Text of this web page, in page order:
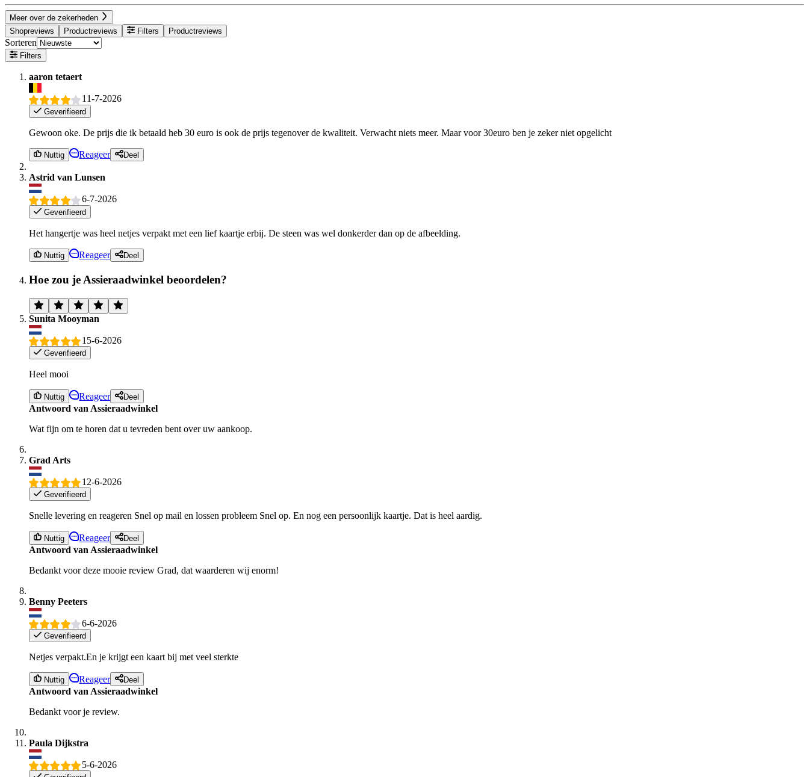
Meer over de zekerheden
Shopreviews
Productreviews Filters Productreviews
Sorteren
Filters
aaron tetaert
11-7-2026
Geverifieerd
Gewoon oke. De prijs die ik betaald heb 30 euro is ook de prijs tegenover de kwaliteit. Verwacht niets meer. Maar voor 30euro ben je zeker niet opgelicht
Nuttig Reageer Deel
Astrid van Lunsen
6-7-2026
Geverifieerd
Het hangertje was heel netjes verpakt met een lief kaartje erbij. De steen was wel donkerder dan op de afbeelding.
Nuttig Reageer Deel
Hoe zou je Assieraadwinkel beoordelen?
Sunita Mooyman
15-6-2026
Geverifieerd
Heel mooi
Nuttig Reageer Deel
Antwoord van Assieraadwinkel
Wat fijn om te horen dat u tevreden bent over uw aankoop.
Grad Arts
12-6-2026
Geverifieerd
Snelle levering en reageren Snel op mail en lossen probleem Snel op. En nog een persoonlijk kaartje. Dat is heel aardig.
Nuttig Reageer Deel
Antwoord van Assieraadwinkel
Bedankt voor deze mooie review Grad, dat waarderen wij enorm!
Benny Peeters
6-6-2026
Geverifieerd
Netjes verpakt.En je krijgt een kaart bij met veel sterkte
Nuttig Reageer Deel
Antwoord van Assieraadwinkel
Bedankt voor je review.
Paula Dijkstra
5-6-2026